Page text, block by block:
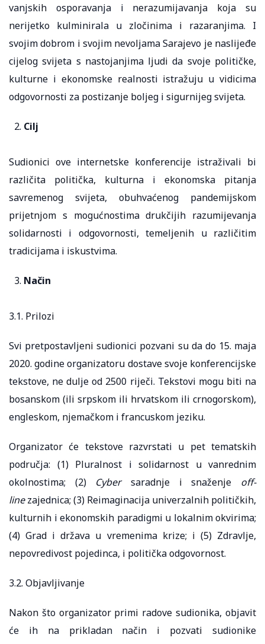
vanjskih osporavanja i nerazumijavanja koja su
nerijetko kulminirala u zločinima i razaranjima. I
svojim dobrom i svojim nevoljama Sarajevo je naslijeđe
cijelog svijeta s nastojanjima ljudi da svoje političke,
kulturne i ekonomske realnosti istražuju u vidicima
odgovornosti za postizanje boljeg i sigurnijeg svijeta.
Cilj
Sudionici ove internetske konferencije istraživali bi
različita politička, kulturna i ekonomska pitanja
savremenog svijeta, obuhvaćenog pandemijskom
prijetnjom s mogućnostima drukčijih razumijevanja
solidarnosti i odgovornosti, temeljenih u različitim
tradicijama i iskustvima.
Način
3.1. Prilozi
Svi pretpostavljeni sudionici pozvani su da do 15. maja
2020. godine organizatoru dostave svoje konferencijske
tekstove, ne dulje od 2500 riječi. Tekstovi mogu biti na
bosanskom (ili srpskom ili hrvatskom ili crnogorskom),
engleskom, njemačkom i francuskom jeziku.
Organizator će tekstove razvrstati u pet tematskih
područja: (1) Pluralnost i solidarnost u vanrednim
okolnostima; (2) Cybersaradnje i snaženje off-
linezajednica; (3) Reimaginacija univerzalnih političkih,
kulturnih i ekonomskih paradigmi u lokalnim okvirima;
(4) Grad i država u vremenima krize; i (5) Zdravlje,
nepovredivost pojedinca, i politička odgovornost.
3.2. Objavljivanje
Nakon što organizator primi radove sudionika, objavit
će ih na prikladan način i pozvati sudionike